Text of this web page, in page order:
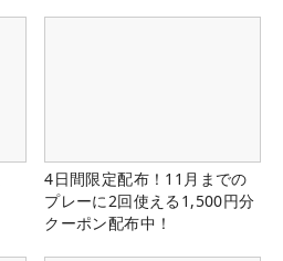
4日間限定配布！11月までの
プレーに2回使える1,500円分
クーポン配布中！